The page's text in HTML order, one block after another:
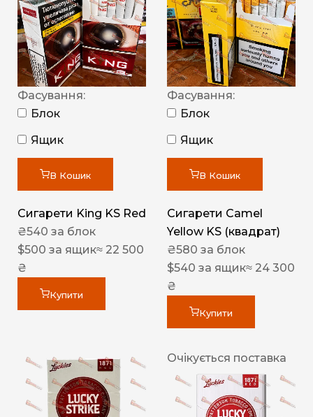
Фасування:
Блок
Ящик
В Кошик
Сигарети King KS Red
₴540 за блок
$500 за ящик≈ 22 500
₴
Купити
Фасування:
Блок
Ящик
В Кошик
Сигарети Camel
Yellow KS (квадрат)
₴580 за блок
$540 за ящик≈ 24 300
₴
Купити
Очікується поставка